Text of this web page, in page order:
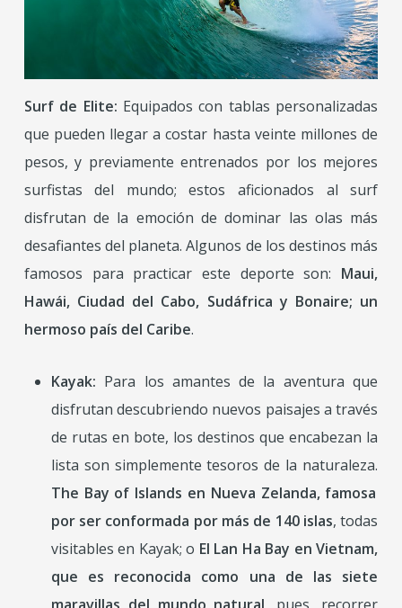
Surf de Elite: Equipados con tablas personalizadas
que pueden llegar a costar hasta veinte millones de
pesos, y previamente entrenados por los mejores
surfistas del mundo; estos aficionados al surf
disfrutan de la emoción de dominar las olas más
desafiantes del planeta. Algunos de los destinos más
famosos para practicar este deporte son: Maui,
Hawái, Ciudad del Cabo, Sudáfrica y Bonaire; un
hermoso país del Caribe.
Kayak: Para los amantes de la aventura que
disfrutan descubriendo nuevos paisajes a través
de rutas en bote, los destinos que encabezan la
lista son simplemente tesoros de la naturaleza.
The Bay of Islands en Nueva Zelanda, famosa
por ser conformada por más de 140 islas, todas
visitables en Kayak; o El Lan Ha Bay en Vietnam,
que es reconocida como una de las siete